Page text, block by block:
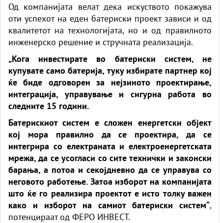
Од компанијата велат дека искуството покажува
оти успехот на еден батериски проект зависи и од
квалитетот на технологијата, но и од правилното
инженерско решение и стручната реализација.
„Кога инвестирате во батериски систем, не
купувате само батерија, туку избирате партнер кој
ќе биде одговорен за нејзиното проектирање,
интеграција, управување и сигурна работа во
следните 15 години.
Батерискиот систем е сложен енергетски објект
кој мора правилно да се проектира, да се
интегрира со електраната и електроенергетската
мрежа, да се усогласи со сите технички и законски
барања, а потоа и секојдневно да се управува со
неговото работење. Затоа изборот на компанијата
што ќе го реализира проектот е исто толку важен
како и изборот на самиот батериски систем“,
потенцираат од ФЕРО ИНВЕСТ.